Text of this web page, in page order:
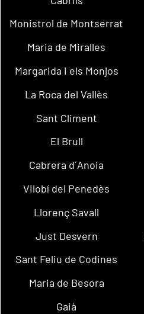
Monistrol de Montserrat
Maria de Miralles
Margarida i els Monjos
La Roca del Vallès
Sant Climent
El Brull
Cabrera d´Anoia
Vilobí del Penedès
Llorenç Savall
Just Desvern
Sant Feliu de Codines
Maria de Besora
Gaià